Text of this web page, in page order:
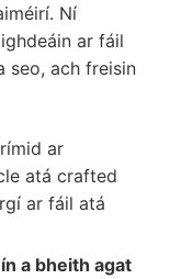
Ní
ar fáil
seo, ach freisin
ar
atá crafted
ar fáil atá
a bheith agat